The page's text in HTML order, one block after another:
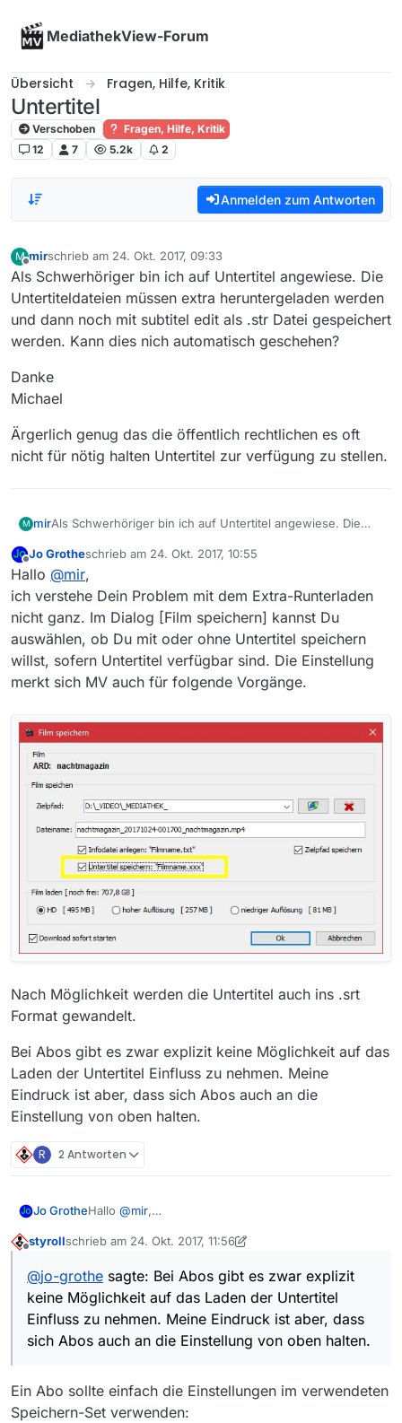
MediathekView-Forum
Übersicht Fragen, Hilfe, Kritik
Untertitel
Verschoben
Fragen, Hilfe, Kritik
12
7 5.2k 2
Anmelden zum Antworten
M
Offline
mirschrieb am 24. Okt. 2017, 09:33
zuletzt editiert von
Als Schwerhöriger bin ich auf Untertitel angewiese. Die
Untertiteldateien müssen extra heruntergeladen werden
und dann noch mit subtitel edit als .str Datei gespeichert
werden. Kann dies nich automatisch geschehen?
Danke
Michael
Ärgerlich genug das die öffentlich rechtlichen es oft
nicht für nötig halten Untertitel zur verfügung zu stellen.
M mirAls Schwerhöriger bin ich auf Untertitel angewiese. Die
und dann noch mit subtitel edit als .str Datei gespeichert
werden. Kann dies nich automatisch geschehen?
Danke
Michael
Ärgerlich genug das die öffentlich rechtlichen es oft nicht
für nötig halten Untertitel zur verfügung zu stellen.
Offline
Jo Grotheschrieb am 24. Okt. 2017, 10:55
zuletzt editiert von
Hallo @mir,
ich verstehe Dein Problem mit dem Extra-Runterladen
nicht ganz. Im Dialog [Film speichern] kannst Du
auswählen, ob Du mit oder ohne Untertitel speichern
willst, sofern Untertitel verfügbar sind. Die Einstellung
merkt sich MV auch für folgende Vorgänge.
Nach Möglichkeit werden die Untertitel auch ins .srt
Format gewandelt.
Bei Abos gibt es zwar explizit keine Möglichkeit auf das
Laden der Untertitel Einfluss zu nehmen. Meine
Eindruck ist aber, dass sich Abos auch an die
Einstellung von oben halten.
R 2 Antworten
Jo GrotheHallo @mir,
Runterladen nicht ganz. Im Dialog [Film speichern]
Untertitel speichern willst, sofern Untertitel
verfügbar sind. Die Einstellung merkt sich MV auch
für folgende Vorgänge.
styrollschrieb am 24. Okt. 2017, 11:56
zuletzt editiert von styroll
@jo-grothe sagte: Bei Abos gibt es zwar explizit
keine Möglichkeit auf das Laden der Untertitel
Einfluss zu nehmen. Meine Eindruck ist aber, dass
sich Abos auch an die Einstellung von oben halten.
Ein Abo sollte einfach die Einstellungen im verwendeten
Speichern-Set verwenden: